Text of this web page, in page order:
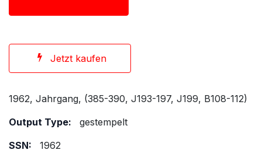
Jetzt kaufen
1962, Jahrgang, (385-390, J193-197, J199, B108-112)
Output Type:
gestempelt
SSN:
1962